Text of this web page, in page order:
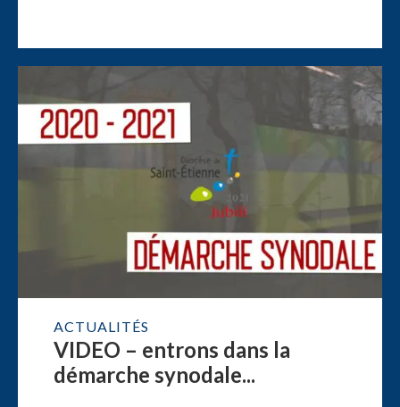
ACTUALITÉS
VIDEO – entrons dans la
démarche synodale...